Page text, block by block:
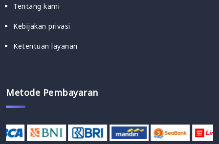
Tentang kami
Kebijakan privasi
Ketentuan layanan
Metode Pembayaran